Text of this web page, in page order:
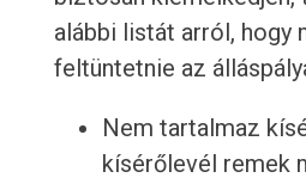
alábbi listát arról, hogy
feltüntetnie az
Nem tartalmaz
kísérőlevél remek